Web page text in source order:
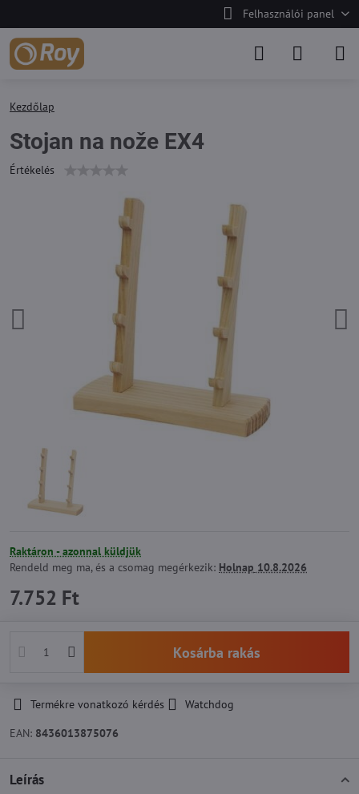
Felhasználói panel
Kezdőlap
Stojan na nože EX4
Értékelés
Raktáron - azonnal küldjük
Rendeld meg ma, és a csomag megérkezik: Holnap 10.8.2026
7.752 Ft
Kosárba rakás
Termékre vonatkozó kérdés
Watchdog
EAN: 8436013875076
Leírás